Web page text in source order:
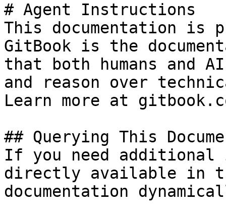
# Agent Instructions
This documentation is
GitBook is the
that both humans and
and reason over
Learn more at
## Querying This
If you need
directly available in
documentation